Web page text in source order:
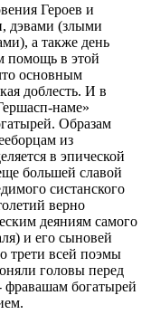
Героев и
дэвами (злыми
а также день
помощь в этой
основным
доблесть. И в
наме»
Образам
из
в эпической
большей славой
систанского
верно
деяниям самого
и его сыновей
трети всей поэмы
головы перед
фравашам богатырей